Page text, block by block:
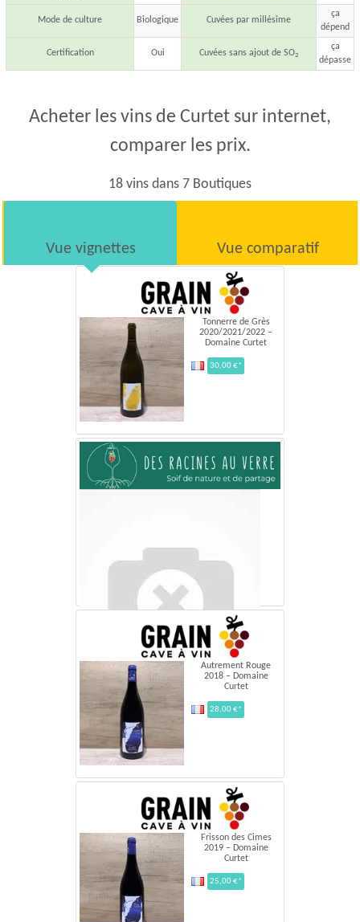
Mode de culture Biologique Cuvées par millésime
ça
dépend
Certification Oui Cuvées sans ajout de SO2
ça
dépasse
Acheter les vins de Curtet sur internet,
comparer les prix.
18 vins dans 7 Boutiques
Vue vignettes Vue comparatif
Tonnerre de Grès
2020/2021/2022 –
Domaine Curtet
30,00 €*
Domaine CurtetVin de France - 2020
Frisson des Cimes
27,50 €*
Autrement Rouge
2018 – Domaine
Curtet
28,00 €*
Frisson des Cimes
2019 – Domaine
Curtet
25,00 €*